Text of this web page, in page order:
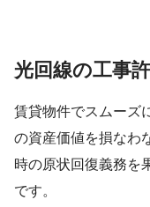
光回線の工事
賃貸物件でスムーズ
の資産価値を損なわ
時の原状回復義務を
です。